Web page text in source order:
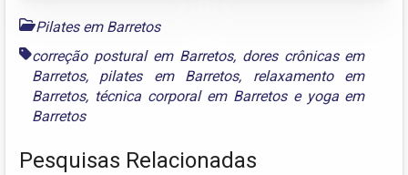
Pilates em Barretos
correção postural em Barretos, dores crônicas em
Barretos, pilates em Barretos, relaxamento em
Barretos, técnica corporal em Barretose yoga em
Barretos
Pesquisas Relacionadas